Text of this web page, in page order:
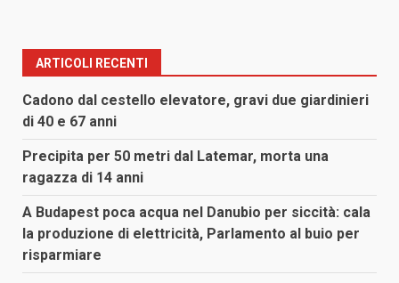
ARTICOLI RECENTI
Cadono dal cestello elevatore, gravi due giardinieri
di 40 e 67 anni
Precipita per 50 metri dal Latemar, morta una
ragazza di 14 anni
A Budapest poca acqua nel Danubio per siccità: cala
la produzione di elettricità, Parlamento al buio per
risparmiare